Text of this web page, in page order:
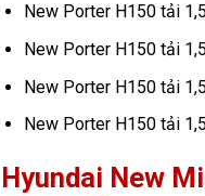
New Porter H150 tải
New Porter H150 tải
New Porter H150 tải
New Porter H150 tải
Hyundai New